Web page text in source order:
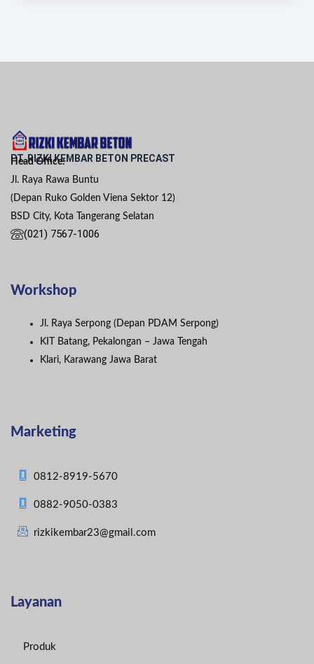
PT. RIZKI KEMBAR BETON PRECAST
Head Office:
Jl. Raya Rawa Buntu
(Depan Ruko Golden Viena Sektor 12)
BSD City, Kota Tangerang Selatan
(021) 7567-1006
Workshop
Jl. Raya Serpong (Depan PDAM Serpong)
KIT Batang, Pekalongan – Jawa Tengah
Klari, Karawang Jawa Barat
Marketing
0812-8919-5670
0882-9050-0383
rizkikembar23@gmail.com
Layanan
Produk